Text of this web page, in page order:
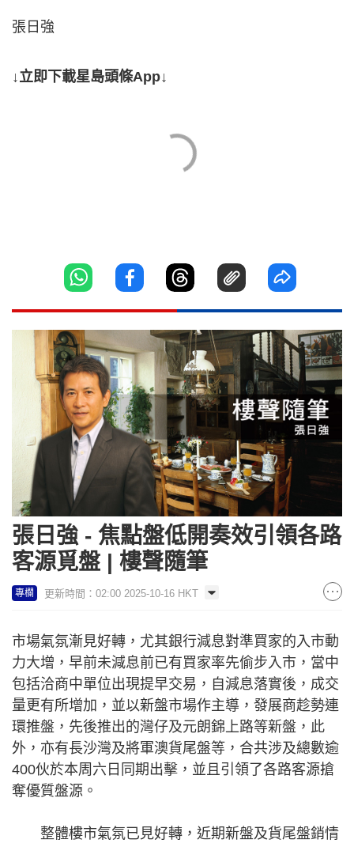
張日強
↓立即下載星島頭條App↓
張日強 - 焦點盤低開奏效引領各路
客源覓盤 | 樓聲隨筆
專欄 更新時間：02:00 2025-10-16 HKT
市場氣氛漸見好轉，尤其銀行減息對準買家的入市動
力大增，早前未減息前已有買家率先偷步入市，當中
包括洽商中單位出現提早交易，自減息落實後，成交
量更有所增加，並以新盤市場作主導，發展商趁勢連
環推盤，先後推出的灣仔及元朗錦上路等新盤，此
外，亦有長沙灣及將軍澳貨尾盤等，合共涉及總數逾
400伙於本周六日同期出擊，並且引領了各路客源搶
奪優質盤源。
整體樓市氣氛已見好轉，近期新盤及貨尾盤銷情